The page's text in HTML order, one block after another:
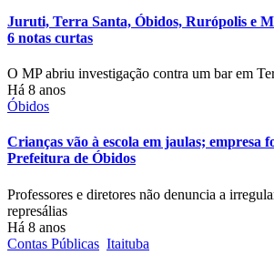
Juruti, Terra Santa, Óbidos, Rurópolis e
6 notas curtas
O MP abriu investigação contra um bar em
Há 8 anos
Óbidos
Crianças vão à escola em jaulas; empresa
Prefeitura de Óbidos
Professores e diretores não denuncia a
represálias
Há 8 anos
Contas Públicas Itaituba